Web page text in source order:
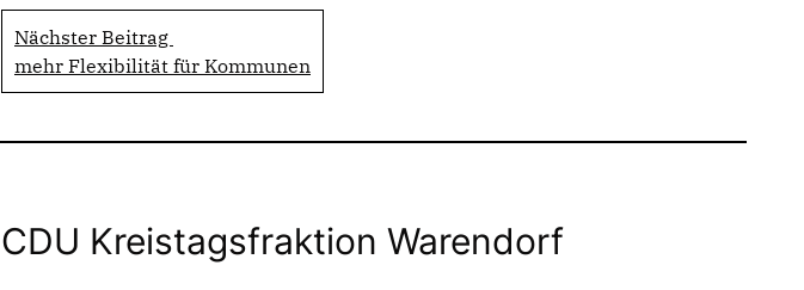
Nächster Beitrag
mehr Flexibilität für Kommunen
CDU Kreistagsfraktion Warendorf